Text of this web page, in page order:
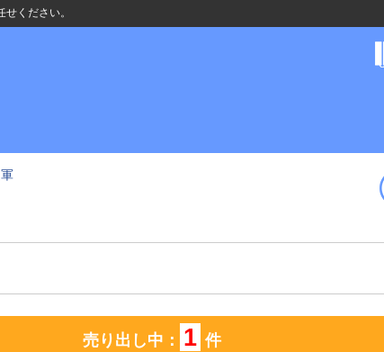
ください。
売り出し中： 1 件